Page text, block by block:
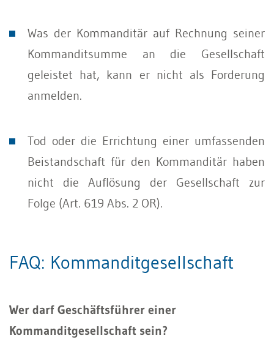
Was der Kommanditär auf Rechnung seiner
Kommanditsumme an die Gesellschaft
geleistet hat, kann er nicht als Forderung
anmelden.
Tod oder die Errichtung einer umfassenden
Beistandschaft für den Kommanditär haben
nicht die Auflösung der Gesellschaft zur
Folge (Art. 619 Abs. 2 OR).
FAQ: Kommanditgesellschaft
Wer darf Geschäftsführer einer
Kommanditgesellschaft sein?